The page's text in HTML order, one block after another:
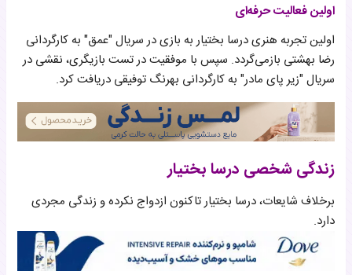
اولین فعالیت حرفه‌ای
اولین تجربه هنری درسا بختیار به بازی در سریال "عمق" به کارگردانی
رضا بهشتی بازمی‌گردد. سپس با موفقیت در تست بازیگری، نقشی در
سریال "زیر پای مادر" به کارگردانی بهرنگ توفیقی دریافت کرد.
زندگی شخصی درسا بختیار
برخلاف شایعات، درسا بختیار تاکنون ازدواج نکرده و زندگی مجردی
دارد.